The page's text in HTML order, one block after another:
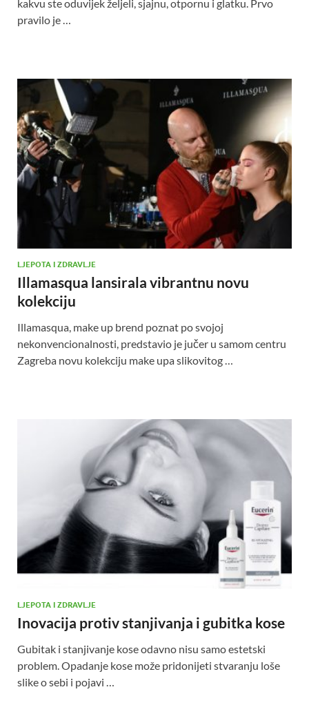
kakvu ste oduvijek željeli, sjajnu, otpornu i glatku. Prvo
pravilo je …
LJEPOTA I ZDRAVLJE
Illamasqua lansirala vibrantnu novu
kolekciju
Illamasqua, make up brend poznat po svojoj
nekonvencionalnosti, predstavio je jučer u samom centru
Zagreba novu kolekciju make upa slikovitog …
LJEPOTA I ZDRAVLJE
Inovacija protiv stanjivanja i gubitka kose
Gubitak i stanjivanje kose odavno nisu samo estetski
problem. Opadanje kose može pridonijeti stvaranju loše
slike o sebi i pojavi …